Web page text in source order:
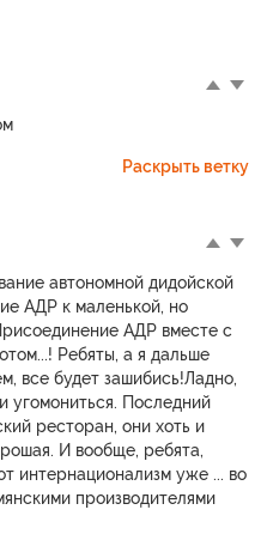
Раскрыть ветку
автономной дидойской
АДР к маленькой, но
АДР вместе с
Ребяты, а я дальше
все будет зашибись!Ладно,
угомониться. Последний
ресторан, они хоть и
И вообще, ребята,
интернационализм уже ... во
производителями